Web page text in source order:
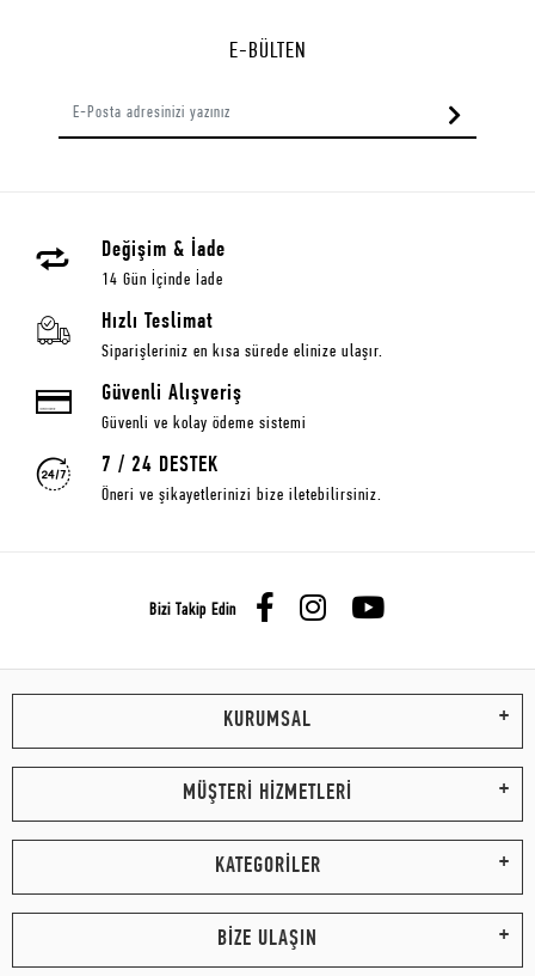
E-BÜLTEN
Değişim & İade
14 Gün İçinde İade
Hızlı Teslimat
Siparişleriniz en kısa sürede elinize ulaşır.
Güvenli Alışveriş
Güvenli ve kolay ödeme sistemi
7 / 24 DESTEK
Öneri ve şikayetlerinizi bize iletebilirsiniz.
Bizi Takip Edin
KURUMSAL
MÜŞTERİ HİZMETLERİ
KATEGORİLER
BİZE ULAŞIN